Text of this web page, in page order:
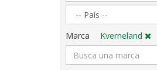
Marca Kverneland